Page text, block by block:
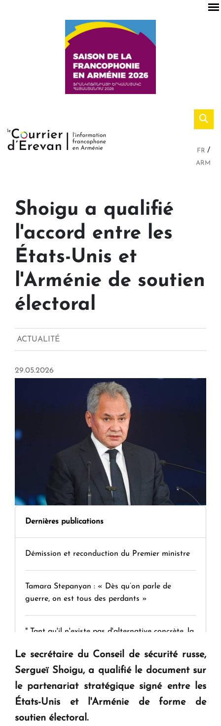
FR
ARM
Shoigu a qualifié
l'accord entre les
États-Unis et
l'Arménie de soutien
électoral
ACTUALITÉ
29.05.2026
Dernières publications
Démission et reconduction du Premier ministre
Tamara Stepanyan : « Dès qu’on parle de
guerre, on est tous des perdants »
" Tant qu'il n'existe pas d'alternative concrète, la
KASA : 30 ans d'audace, de résilience et d'avenir
en Arménie
Le premier hôtel Hyatt Regency d'Arménie
Le secrétaire du Conseil de sécurité russe,
Sergueï Shoigu, a qualifié le document sur
le partenariat stratégique signé entre les
États-Unis et l'Arménie de forme de
soutien électoral.